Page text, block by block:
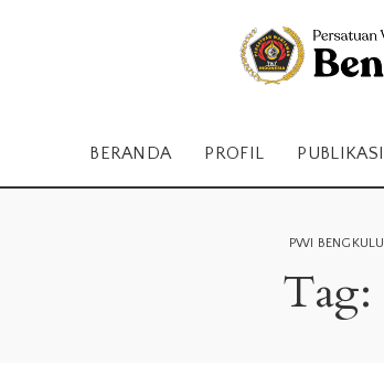
BERANDA PROFIL PUBLIKASI
PWI BENGKULU
Tag: